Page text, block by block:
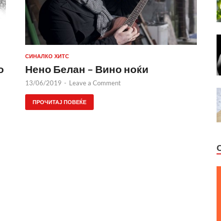
СИНАЛКО ХИТС
Нено Белан – Вино ноќи
13/06/2019 - Leave a Comment
ПРОЧИТАЈ ПОВЕЌЕ